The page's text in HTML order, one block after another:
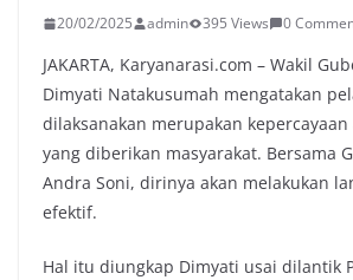
20/02/2025 admin 395 Views 0
JAKARTA, Karyanarasi.com – Wakil
Dimyati Natakusumah mengatakan
dilaksanakan merupakan
yang diberikan masyarakat. Bersama
Andra Soni, dirinya akan melakukan
efektif.
Hal itu diungkap Dimyati usai dilantik